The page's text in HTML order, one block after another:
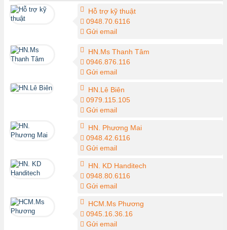
Hỗ trợ kỹ thuật
0948.70.6116
Gửi email
HN.Ms Thanh Tâm
0946.876.116
Gửi email
HN.Lê Biên
0979.115.105
Gửi email
HN. Phương Mai
0948.42.6116
Gửi email
HN. KD Handitech
0948.80.6116
Gửi email
HCM.Ms Phương
0945.16.36.16
Gửi email